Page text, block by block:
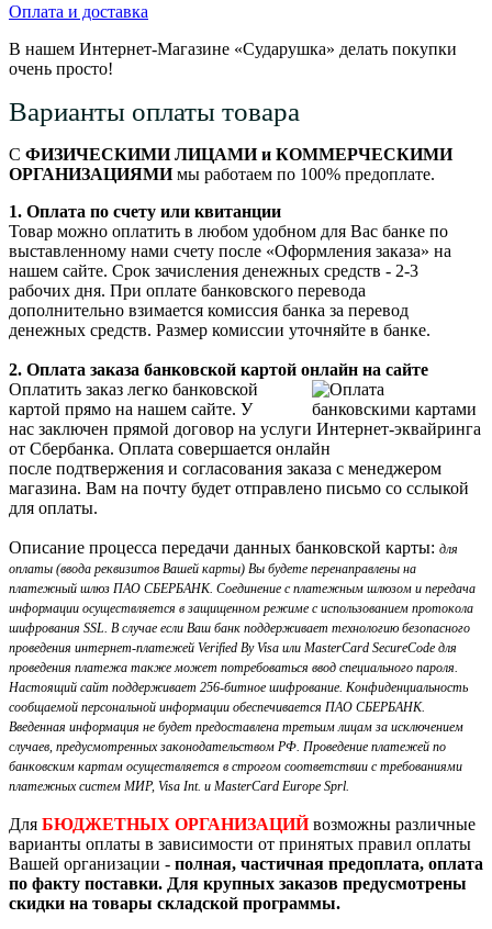
Оплата и доставка
В нашем Интернет-Магазине «Сударушка» делать покупки
очень просто!
Варианты оплаты товара
С ФИЗИЧЕСКИМИ ЛИЦАМИ и КОММЕРЧЕСКИМИ
ОРГАНИЗАЦИЯМИмы работаем по 100% предоплате.
1. Оплата по счету или квитанции
Товар можно оплатить в любом удобном для Вас банке по
выставленному нами счету после «Оформления заказа» на
нашем сайте. Срок зачисления денежных средств - 2-3
рабочих дня. При оплате банковского перевода
дополнительно взимается комиссия банка за перевод
денежных средств. Размер комиссии уточняйте в банке.
2. Оплата заказа банковской картой онлайн на сайте
Оплатить заказ легко банковской
картой прямо на нашем сайте. У
нас заключен прямой договор на услуги Интернет-эквайринга
от Сбербанка. Оплата совершается онлайн
после подтвержения и согласования заказа с менеджером
магазина. Вам на почту будет отправлено письмо со сслыкой
для оплаты.
Описание процесса передачи данных банковской карты: для
оплаты (ввода реквизитов Вашей карты) Вы будете перенаправлены на
платежный шлюз ПАО СБЕРБАНК. Соединение с платежным шлюзом и передача
информации осуществляется в защищенном режиме с использованием протокола
шифрования SSL. В случае если Ваш банк поддерживает технологию безопасного
проведения интернет-платежей Verified By Visa или MasterCard SecureCode для
проведения платежа также может потребоваться ввод специального пароля.
Настоящий сайт поддерживает 256-битное шифрование. Конфиденциальность
сообщаемой персональной информации обеспечивается ПАО СБЕРБАНК.
Введенная информация не будет предоставлена третьим лицам за исключением
случаев, предусмотренных законодательством РФ. Проведение платежей по
банковским картам осуществляется в строгом соответствии с требованиями
платежных систем МИР, Visa Int. и MasterCard Europe Sprl.
Для БЮДЖЕТНЫХ ОРГАНИЗАЦИЙ возможны различные
варианты оплаты в зависимости от принятых правил оплаты
Вашей организации - полная, частичная предоплата, оплата
по факту поставки. Для крупных заказов предусмотрены
скидки на товары складской программы.